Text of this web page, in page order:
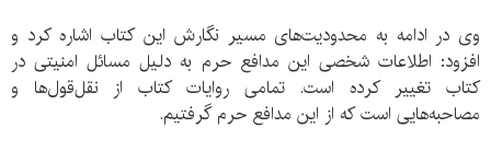
وی در ادامه به محدودیت‌های مسیر نگارش این کتاب اشاره کرد و
افزود: اطلاعات شخصی این مدافع حرم به دلیل مسائل امنیتی در
کتاب تغییر کرده است. تمامی روایات کتاب از نقل‌قول‌ها و
مصاحبه‌هایی است که از این مدافع حرم گرفتیم.